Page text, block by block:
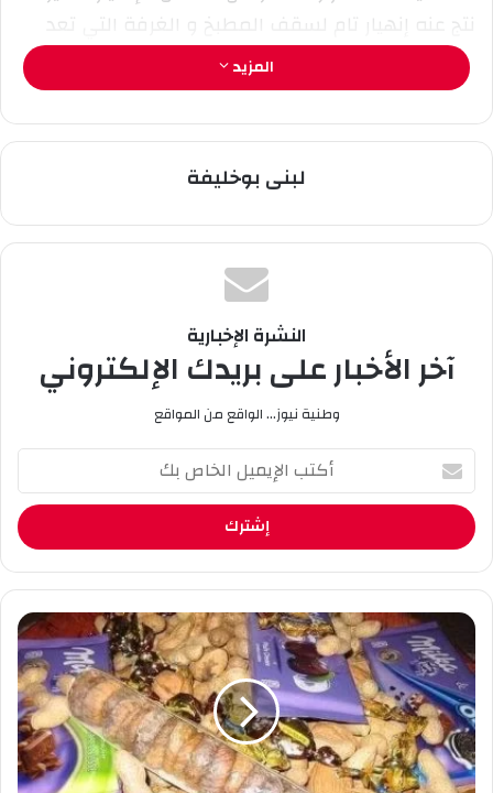
ا
نتج عنه إنهيار تام لسقف المطبخ و الغرفة التي تعد
مقبرة أحدهم في أي وقت،علما أن المنزل القديم
تشغله عائلة تضم 13 فردا،وحين طرحت العائلة
مشكلتها على السلطات،تلقت إجابة بصريح العبارة ”
العائلة نداء إلى جمعية وافعلوا الخير ببوهارون للنظر
في حالها ومساعدتها، في انتظار السلطات لإنتشالها
من خطر الموت المحدق بها،والتكفل بوضعيتها
المزيد
لبنى بوخليفة
النشرة الإخبارية
آخر الأخبار على بريدك الإلكتروني
وطنية نيوز... الواقع من المواقع
أ
ت
ب
ل
إ
ي
ي
ل
ا
ل
خ
ا
ع
ا
ش
و
ر
ا
ء
ب